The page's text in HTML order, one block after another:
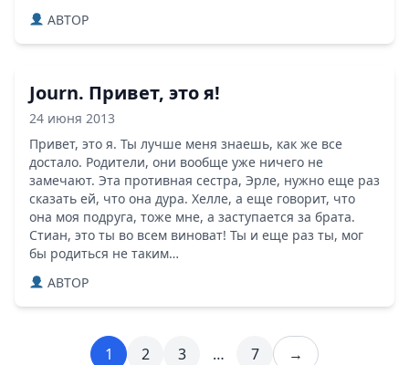
ABTOP
Journ. Привет, это я!
24 июня 2013
Привет, это я. Ты лучше меня знаешь, как же все
достало. Родители, они вообще уже ничего не
замечают. Эта противная сестра, Эрле, нужно еще раз
сказать ей, что она дура. Хелле, а еще говорит, что
она моя подруга, тоже мне, а заступается за брата.
Стиан, это ты во всем виноват! Ты и еще раз ты, мог
бы родиться не таким…
ABTOP
1 2 3 … 7 →